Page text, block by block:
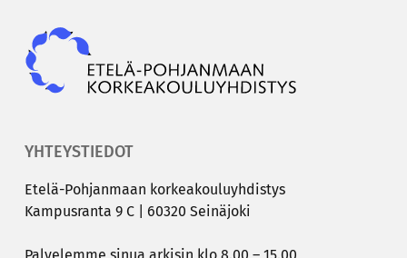
YHTEYSTIEDOT
Etelä-​Pohjanmaan kor­kea­kou­lu­yh­dis­tys
Kam­pus­ran­ta 9 C | 60320 Sei­nä­jo­ki